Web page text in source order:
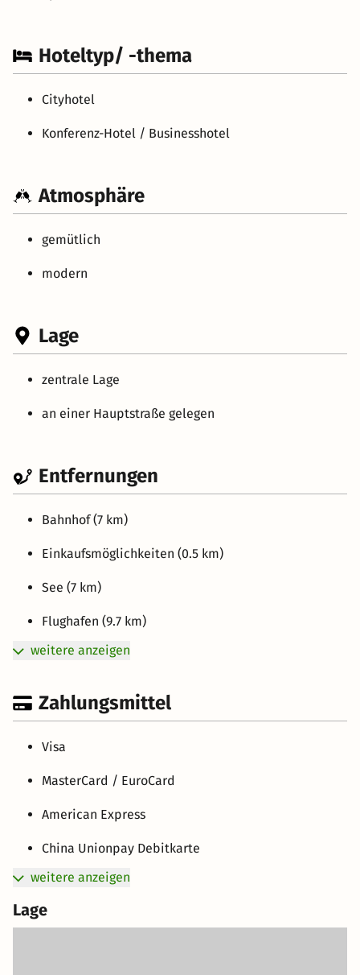
Hoteltyp/ -thema
Cityhotel
Konferenz-Hotel / Businesshotel
Atmosphäre
gemütlich
modern
Lage
zentrale Lage
an einer Hauptstraße gelegen
Entfernungen
Bahnhof (7 km)
Einkaufsmöglichkeiten (0.5 km)
See (7 km)
Flughafen (9.7 km)
weitere anzeigen
Zahlungsmittel
Visa
MasterCard / EuroCard
American Express
China Unionpay Debitkarte
weitere anzeigen
Lage